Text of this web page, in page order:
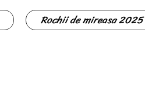
Rochii de mireasa 2025